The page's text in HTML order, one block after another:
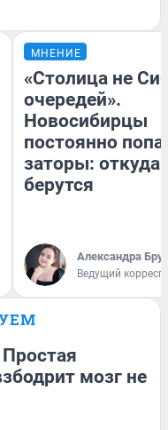
МНЕНИЕ
«Столица не
очередей».
Новосибирцы
постоянно
заторы: откуда
берутся
Александра
Ведущий
мозг не